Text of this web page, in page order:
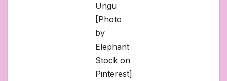
Ungu
[Photo
by
Elephant
Stock on
Pinterest]